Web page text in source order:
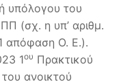
υπόλογου του
(σχ. η υπ’ αριθμ.
απόφαση Ο. Ε.).
1ου Πρακτικού
ανοικτού